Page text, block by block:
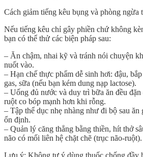
Cách giảm tiếng kêu bụng và phòng ngừa
Nếu tiếng kêu chỉ gây phiền chứ không
bạn có thể thử các biện pháp sau:
– Ăn chậm, nhai kỹ và tránh nói chuyện
nuốt vào.
– Hạn chế thực phẩm dễ sinh hơi: đậu,
gas, sữa (nếu bạn kém dung nạp lactose).
– Uống đủ nước và duy trì bữa ăn đều
ruột co bóp mạnh hơn khi rỗng.
– Tập thể dục nhẹ nhàng như đi bộ sau ăn
ổn định.
– Quản lý căng thẳng bằng thiền, hít thở
não có mối liên hệ chặt chẽ (trục não-ruột).